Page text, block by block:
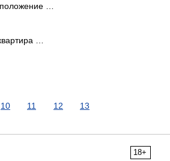
…
…
10 11 12 13
18+